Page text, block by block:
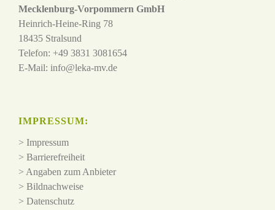
Mecklenburg-Vorpommern GmbH
Heinrich-Heine-Ring 78
18435 Stralsund
Telefon: +49 3831 3081654
E-Mail: info@leka-mv.de
IMPRESSUM:
> Impressum
> Barrierefreiheit
> Angaben zum Anbieter
> Bildnachweise
> Datenschutz